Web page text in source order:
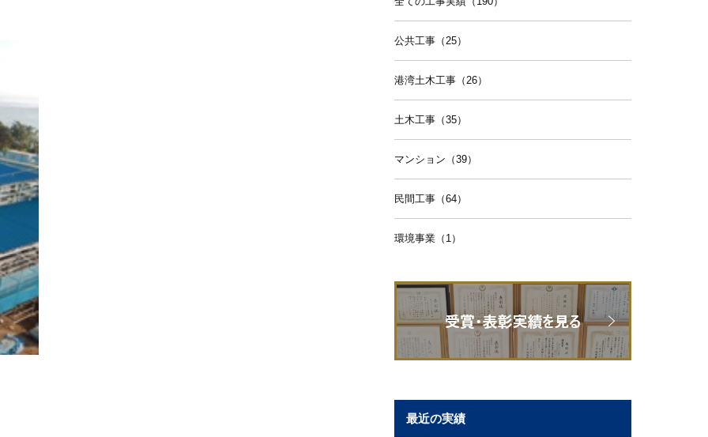
公共工事（25）
港湾土木工事（26）
土木工事（35）
マンション（39）
民間工事（64）
環境事業（1）
最近の実績